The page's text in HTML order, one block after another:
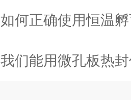
如何正确使用恒温
我们能用微孔板热封仪